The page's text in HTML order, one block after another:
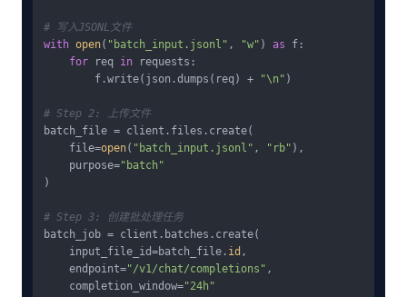
# 写入JSONL文件
with open( "batch_input.jsonl" , "w" ) as f:
for req in requests:
        f.write(json.dumps(req) +
"\n" )
# Step 2: 上传文件
batch_file = client.files.create(
    file=
open( "batch_input.jsonl" , "rb" ),
    purpose=
"batch"
)
# Step 3: 创建批处理任务
batch_job = client.batches.create(
    input_file_id=batch_file.
id ,
    endpoint=
"/v1/chat/completions" ,
    completion_window=
"24h"